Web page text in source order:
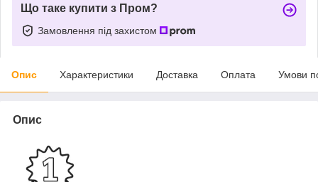
Що таке купити з Пром?
Замовлення під захистом
Опис Характеристики Доставка Оплата Умови
Опис